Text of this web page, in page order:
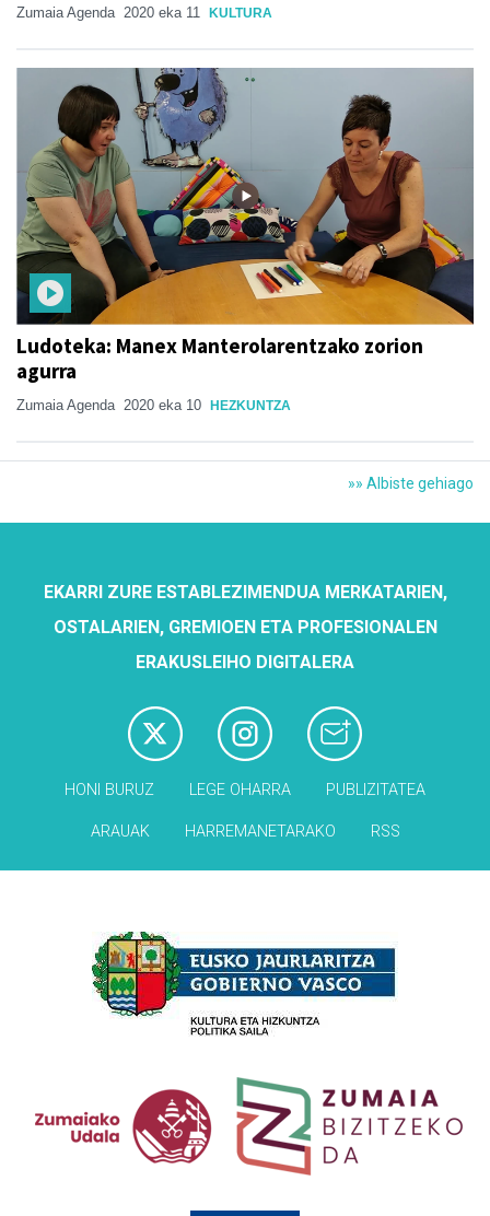
Zumaia Agenda 2020 eka 11 KULTURA
Ludoteka: Manex Manterolarentzako zorion
agurra
Zumaia Agenda 2020 eka 10 HEZKUNTZA
»» Albiste gehiago
EKARRI ZURE ESTABLEZIMENDUA MERKATARIEN,
OSTALARIEN, GREMIOEN ETA PROFESIONALEN
ERAKUSLEIHO DIGITALERA
HONI BURUZ LEGE OHARRA PUBLIZITATEA
ARAUAK HARREMANETARAKO RSS